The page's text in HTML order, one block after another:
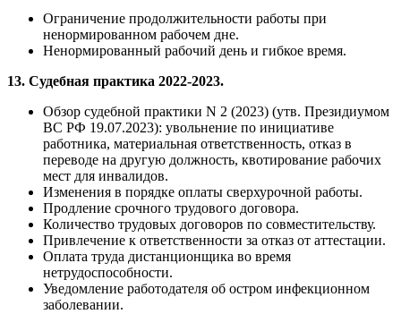
Ограничение продолжительности работы при
ненормированном рабочем дне.
Ненормированный рабочий день и гибкое время.
13. Судебная практика 2022-2023.
Обзор судебной практики N 2 (2023) (утв. Президиумом
ВС РФ 19.07.2023): увольнение по инициативе
работника, материальная ответственность, отказ в
переводе на другую должность, квотирование рабочих
мест для инвалидов.
Изменения в порядке оплаты сверхурочной работы.
Продление срочного трудового договора.
Количество трудовых договоров по совместительству.
Привлечение к ответственности за отказ от аттестации.
Оплата труда дистанционщика во время
нетрудоспособности.
Уведомление работодателя об остром инфекционном
заболевании.